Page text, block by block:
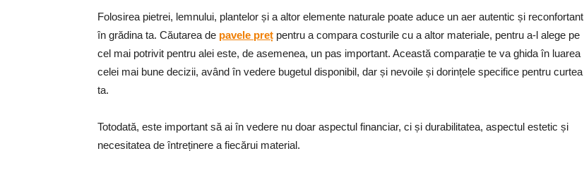
Folosirea pietrei, lemnului, plantelor și a altor elemente naturale poate aduce un aer autentic și reconfortant
în grădina ta. Căutarea de pavele preț pentru a compara costurile cu a altor materiale, pentru a-l alege pe
cel mai potrivit pentru alei este, de asemenea, un pas important. Această comparație te va ghida în luarea
celei mai bune decizii, având în vedere bugetul disponibil, dar și nevoile și dorințele specifice pentru curtea
ta.
Totodată, este important să ai în vedere nu doar aspectul financiar, ci și durabilitatea, aspectul estetic și
necesitatea de întreținere a fiecărui material.